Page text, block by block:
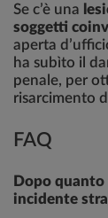
Se c’è una
soggetti
aperta
ha subìto il
penale, per
risarcimento
FAQ
Dopo
incidente